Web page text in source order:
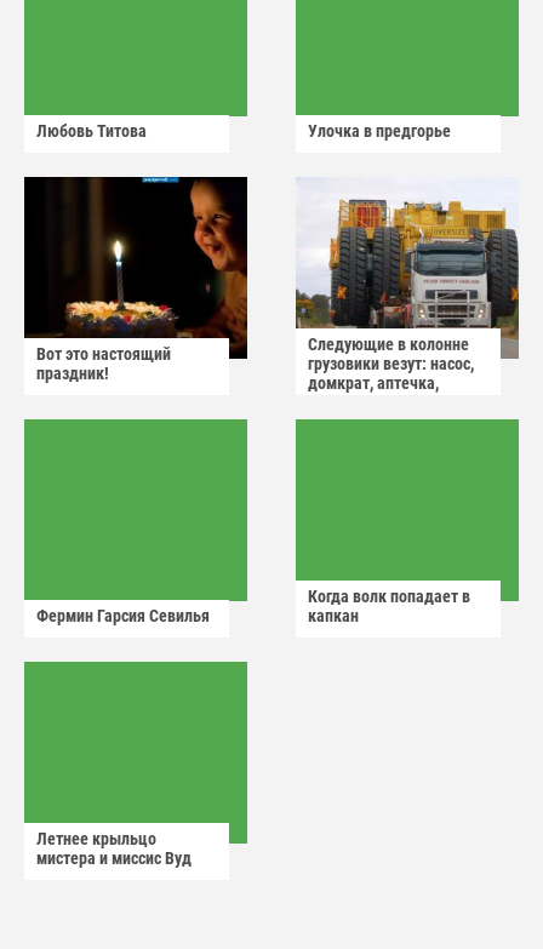
Любовь Титова Улочка в предгорье
Вот это настоящий
праздник!
Следующие в колонне
грузовики везут: насос,
домкрат, аптечка,
Фермин Гарсия Севилья
Когда волк попадает в
капкан
Летнее крыльцо
мистера и миссис Вуд